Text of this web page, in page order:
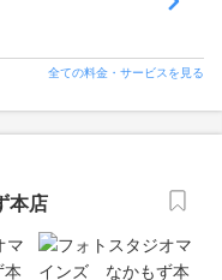
全ての料金・サービスを見る
本店